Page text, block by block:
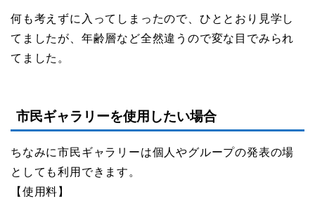
何も考えずに入ってしまったので、ひととおり見学し
てましたが、年齢層など全然違うので変な目でみられ
てました。
市民ギャラリーを使用したい場合
ちなみに市民ギャラリーは個人やグループの発表の場
としても利用できます。
【使用料】